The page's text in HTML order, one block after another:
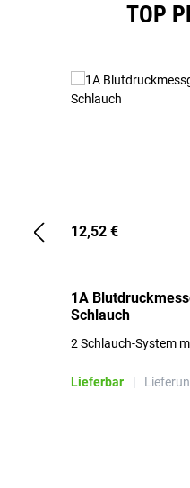
TOP
12,52 €
1A
Schlauch
2 Schlauch-System
Lieferbar |